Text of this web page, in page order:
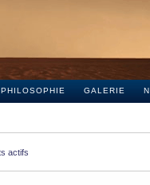
PHILOSOPHIE GALERIE
actifs